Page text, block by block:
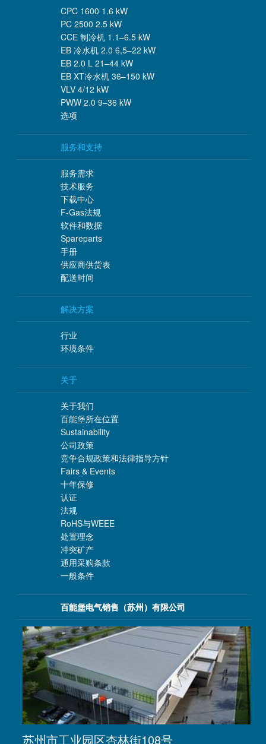
CPC 1600 1.6 kW
PC 2500 2.5 kW
CCE 制冷机 1.1–6.5 kW
EB 冷水机 2.0 6,5–22 kW
EB 2.0 L 21–44 kW
EB XT冷水机 36–150 kW
VLV 4/12 kW
PWW 2.0 9–36 kW
选项
服务和支持
服务需求
技术服务
下载中心
F-Gas法规
软件和数据
Spareparts
手册
供应商供货表
配送时间
解决方案
行业
环境条件
关于
关于我们
百能堡所在位置
Sustainability
公司政策
竞争合规政策和法律指导方针
Fairs & Events
十年保修
认证
法规
RoHS与WEEE
处置理念
冲突矿产
通用采购条款
一般条件
百能堡电气销售（苏州）有限公司
苏州市工业园区杏林街108号